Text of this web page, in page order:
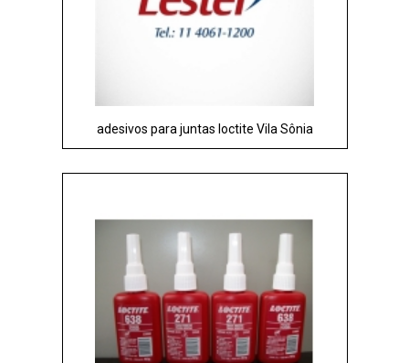
adesivos para juntas loctite Vila Sônia